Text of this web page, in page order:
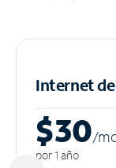
Internet
$30/m
por 1 año